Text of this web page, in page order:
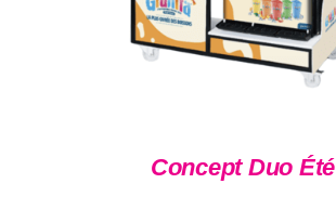
Concept Duo Été